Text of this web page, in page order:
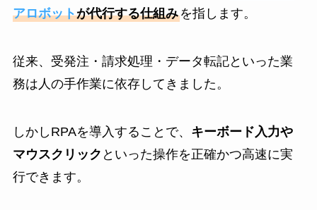
アロボットが代行する仕組みを指します。
従来、受発注・請求処理・データ転記といった業
務は人の手作業に依存してきました。
しかしRPAを導入することで、 キーボード入力や
マウスクリック といった操作を正確かつ高速に実
行できます。